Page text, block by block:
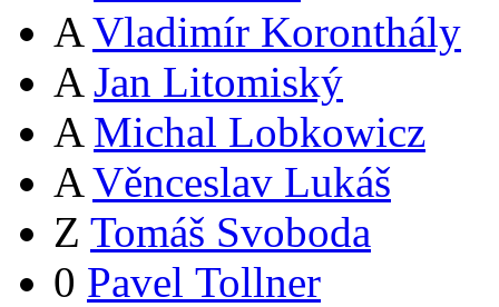
A Vladimír Koronthály
A Jan Litomiský
A Michal Lobkowicz
A Věnceslav Lukáš
Z Tomáš Svoboda
0 Pavel Tollner